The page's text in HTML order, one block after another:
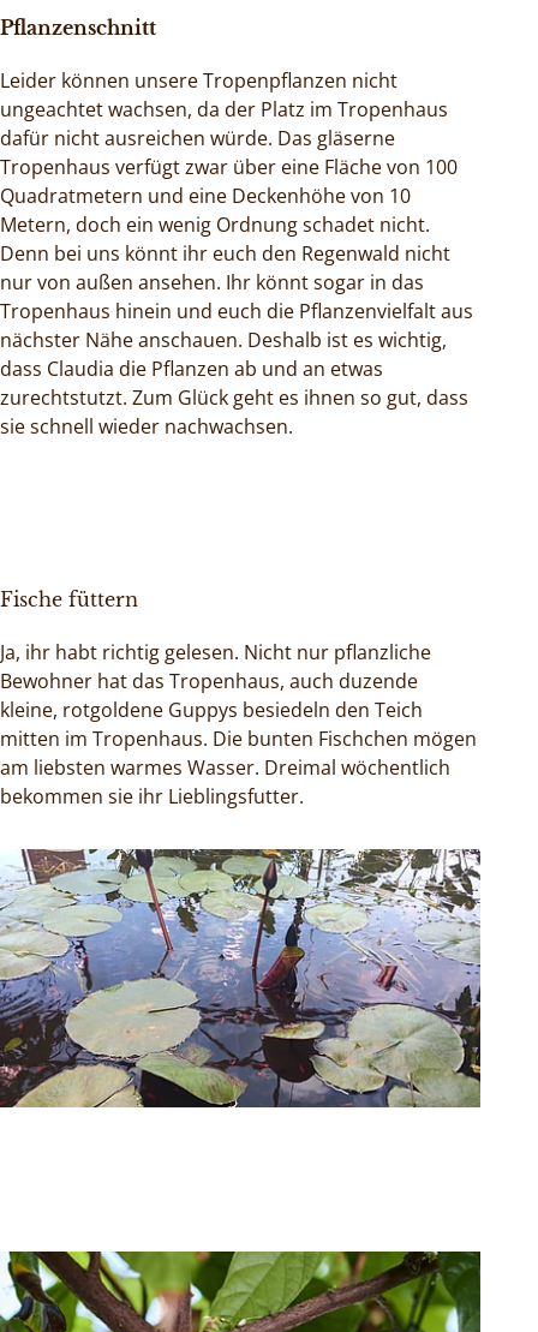
Pflanzenschnitt
Leider können unsere Tropenpflanzen nicht
ungeachtet wachsen, da der Platz im Tropenhaus
dafür nicht ausreichen würde. Das gläserne
Tropenhaus verfügt zwar über eine Fläche von 100
Quadratmetern und eine Deckenhöhe von 10
Metern, doch ein wenig Ordnung schadet nicht.
Denn bei uns könnt ihr euch den Regenwald nicht
nur von außen ansehen. Ihr könnt sogar in das
Tropenhaus hinein und euch die Pflanzenvielfalt aus
nächster Nähe anschauen. Deshalb ist es wichtig,
dass Claudia die Pflanzen ab und an etwas
zurechtstutzt. Zum Glück geht es ihnen so gut, dass
sie schnell wieder nachwachsen.
Fische füttern
Ja, ihr habt richtig gelesen. Nicht nur pflanzliche
Bewohner hat das Tropenhaus, auch duzende
kleine, rotgoldene Guppys besiedeln den Teich
mitten im Tropenhaus. Die bunten Fischchen mögen
am liebsten warmes Wasser. Dreimal wöchentlich
bekommen sie ihr Lieblingsfutter.